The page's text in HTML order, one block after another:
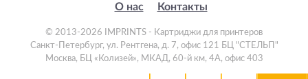
О нас Контакты
© 2013-2026 IMPRINTS - Картриджи для принтеров
Санкт-Петербург, ул. Рентгена, д. 7, офис 121 БЦ "СТЕЛЬП"
Москва, БЦ «Колизей», МКАД, 60-й км, 4А, офис 403